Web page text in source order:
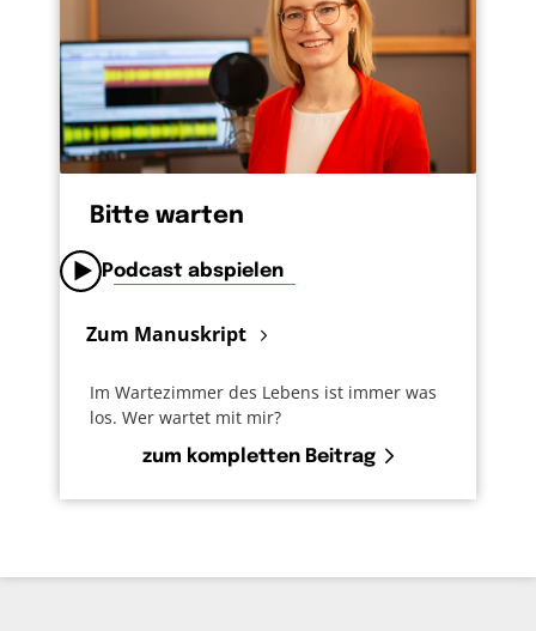
Bitte warten
Podcast abspielen
Zum Manuskript
Im Wartezimmer des Lebens ist immer was
los. Wer wartet mit mir?
zum kompletten Beitrag